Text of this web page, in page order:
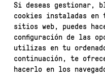
Si deseas gestionar,
cookies instaladas
sitios web, puedes
configuración de las
utilizas en tu
continuación, te
hacerlo en los